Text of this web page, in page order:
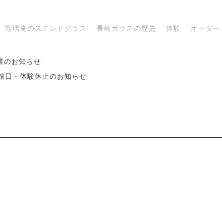
瑠璃庵のステンドグラス 長崎ガラスの歴史 体験 オーダー
のお知らせ
日・体験休止のお知らせ